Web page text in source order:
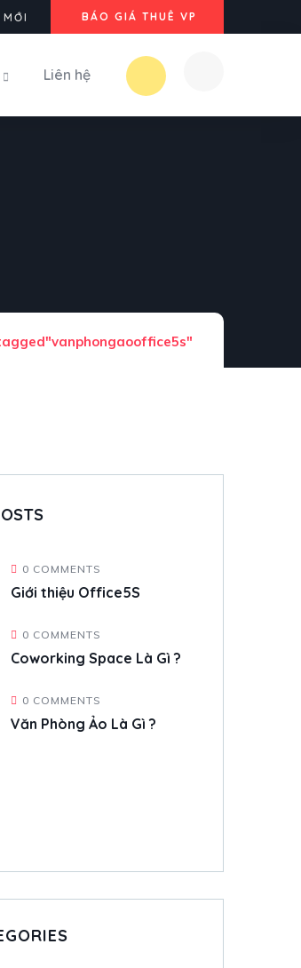
BÁO GIÁ THUÊ VP
Liên hệ
0 COMMENTS
Giới thiệu Office5S
0 COMMENTS
Coworking Space Là Gì ?
0 COMMENTS
Văn Phòng Ảo Là Gì ?